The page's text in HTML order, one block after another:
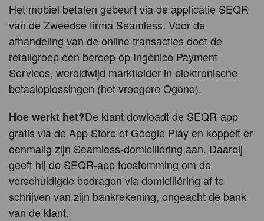
Het mobiel betalen gebeurt via de applicatie SEQR
van de Zweedse firma Seamless. Voor de
afhandeling van de online transacties doet de
retailgroep een beroep op Ingenico Payment
Services, wereldwijd marktleider in elektronische
betaaloplossingen (het vroegere Ogone).
Hoe werkt het?De klant dowloadt de SEQR-app
gratis via de App Store of Google Play en koppelt er
eenmalig zijn Seamless-domiciliëring aan. Daarbij
geeft hij de SEQR-app toestemming om de
verschuldigde bedragen via domiciliëring af te
schrijven van zijn bankrekening, ongeacht de bank
van de klant.